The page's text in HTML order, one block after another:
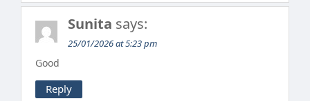
Sunita says:
25/01/2026 at 5:23 pm
Good
Reply